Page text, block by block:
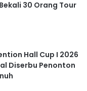
30 Orang Tour
Hall Cup I 2026
Diserbu Penonton